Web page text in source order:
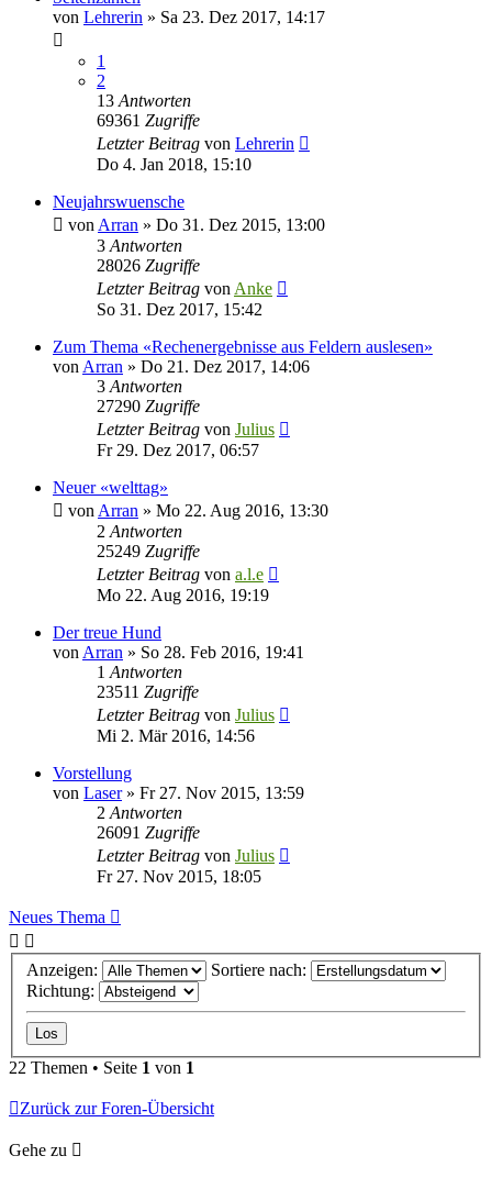
von Lehrerin » Sa 23. Dez 2017, 14:17
1
2
13 Antworten
69361 Zugriffe
Letzter Beitrag von Lehrerin
Do 4. Jan 2018, 15:10
Neujahrswuensche
von Arran » Do 31. Dez 2015, 13:00
3 Antworten
28026 Zugriffe
Letzter Beitrag von Anke
So 31. Dez 2017, 15:42
Zum Thema «Rechenergebnisse aus Feldern auslesen»
von Arran » Do 21. Dez 2017, 14:06
3 Antworten
27290 Zugriffe
Letzter Beitrag von Julius
Fr 29. Dez 2017, 06:57
Neuer «welttag»
von Arran » Mo 22. Aug 2016, 13:30
2 Antworten
25249 Zugriffe
Letzter Beitrag von a.l.e
Mo 22. Aug 2016, 19:19
Der treue Hund
von Arran » So 28. Feb 2016, 19:41
1 Antworten
23511 Zugriffe
Letzter Beitrag von Julius
Mi 2. Mär 2016, 14:56
Vorstellung
von Laser» Fr 27. Nov 2015, 13:59
2 Antworten
26091 Zugriffe
Letzter Beitrag von Julius
Fr 27. Nov 2015, 18:05
Neues Thema
Anzeigen:
Sortiere nach:
Richtung:
22 Themen • Seite 1 von 1
Zurück zur Foren-Übersicht
Gehe zu